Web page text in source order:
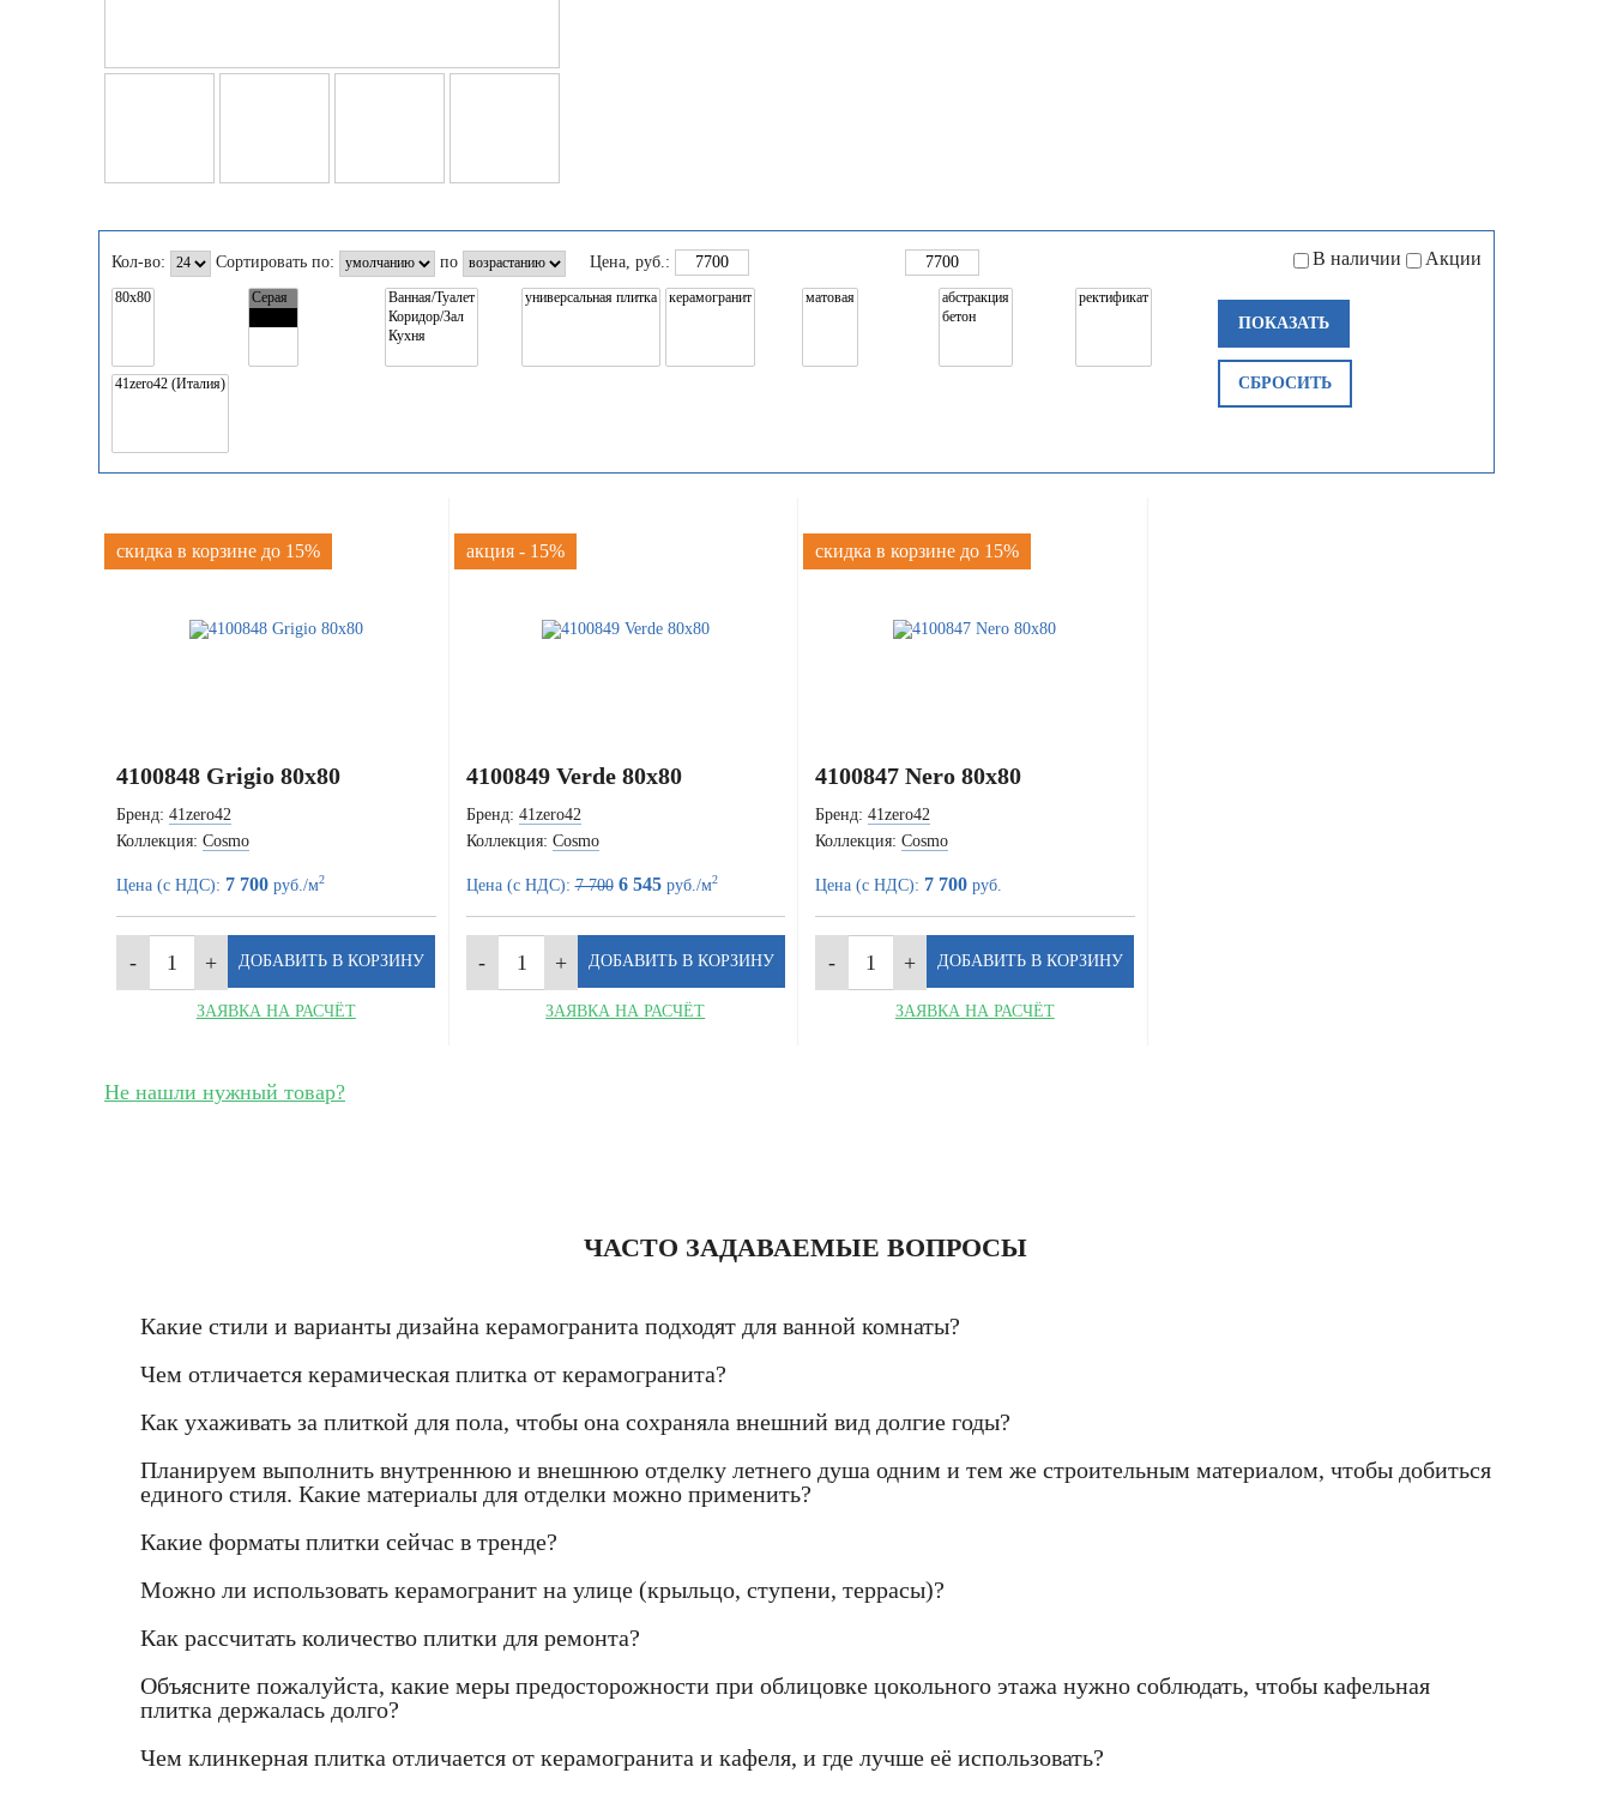
Кол-во: Сортировать по: по Цена, руб.: Акции
В наличии
ПОКАЗАТЬ
СБРОСИТЬ
скидка в корзине до 15%
4100848 Grigio 80x80
Бренд: 41zero42
Коллекция: Cosmo
Цена (с НДС): 7 700 руб./м2
ЗАЯВКА НА РАСЧЁТ
акция - 15%
4100849 Verde 80x80
Бренд: 41zero42
Коллекция: Cosmo
Цена (с НДС):7 700 6 545руб./м2
ЗАЯВКА НА РАСЧЁТ
скидка в корзине до 15%
4100847 Nero 80x80
Бренд: 41zero42
Коллекция: Cosmo
Цена (с НДС): 7 700 руб.
ЗАЯВКА НА РАСЧЁТ
Не нашли нужный товар?
ЧАСТО ЗАДАВАЕМЫЕ ВОПРОСЫ
Какие стили и варианты дизайна керамогранита подходят для ванной комнаты?
Чем отличается керамическая плитка от керамогранита?
Как ухаживать за плиткой для пола, чтобы она сохраняла внешний вид долгие годы?
Планируем выполнить внутреннюю и внешнюю отделку летнего душа одним и тем же строительным материалом, чтобы добиться
единого стиля. Какие материалы для отделки можно применить?
Какие форматы плитки сейчас в тренде?
Можно ли использовать керамогранит на улице (крыльцо, ступени, террасы)?
Как рассчитать количество плитки для ремонта?
Объясните пожалуйста, какие меры предосторожности при облицовке цокольного этажа нужно соблюдать, чтобы кафельная
плитка держалась долго?
Чем клинкерная плитка отличается от керамогранита и кафеля, и где лучше её использовать?